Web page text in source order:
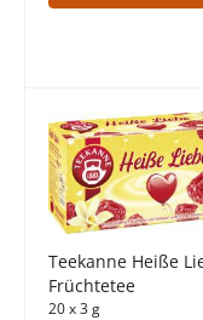
Teekanne Heiße
Früchtetee
20 x 3 g